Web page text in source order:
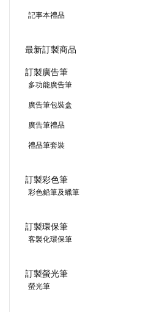
記事本禮品
最新訂製商品
訂製廣告筆
多功能廣告筆
廣告筆包裝盒
廣告筆禮品
禮品筆套裝
訂製彩色筆
彩色鉛筆及蠟筆
訂製環保筆
客製化環保筆
訂製螢光筆
螢光筆